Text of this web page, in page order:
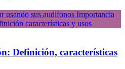
Definición, características